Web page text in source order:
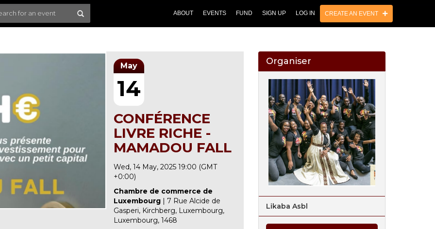
ABOUT EVENTS FUND SIGN UP LOG IN CREATE AN EVENT
May
14
CONFÉRENCE
LIVRE RICHE -
MAMADOU FALL
Wed, 14 May, 2025 19:00 (GMT
+0:00)
Chambre de commerce de
Luxembourg| 7 Rue Alcide de
Gasperi, Kirchberg, Luxembourg,
Luxembourg, 1468
Organiser
Likaba Asbl